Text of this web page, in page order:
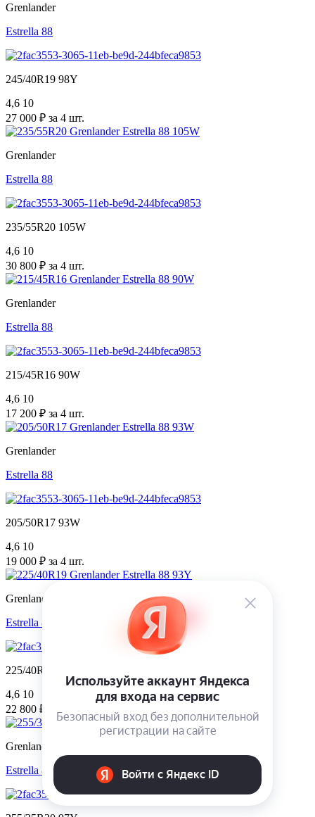
Grenlander
Estrella 88
245/40R19 98Y
4,6 10
27 000 ₽ за 4 шт.
Grenlander
Estrella 88
235/55R20 105W
4,6 10
30 800 ₽ за 4 шт.
Grenlander
Estrella 88
215/45R16 90W
4,6 10
17 200 ₽ за 4 шт.
Grenlander
Estrella 88
205/50R17 93W
4,6 10
19 000 ₽ за 4 шт.
Grenlander
Estrella 88
225/40R19 93Y
4,6 10
22 800 ₽ за 4 шт.
Grenlander
Estrella 88